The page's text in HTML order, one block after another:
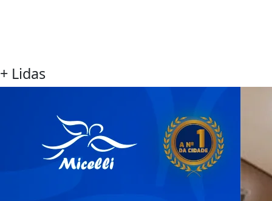
+ Lidas